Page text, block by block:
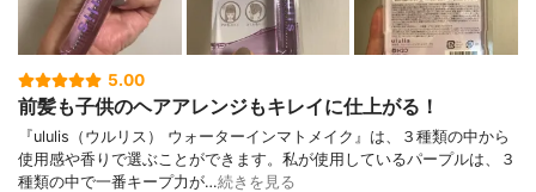
5.00
前髪も子供のヘアアレンジもキレイに仕上がる！
『ululis（ウルリス） ウォーターインマトメイク』は、３種類の中から
使用感や香りで選ぶことができます。私が使用しているパープルは、３
種類の中で一番キープ力が…続きを見る